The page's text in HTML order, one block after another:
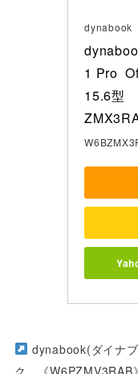
dynabook
1 Pro
15.6型
dynabook(ダイナ
ク 《